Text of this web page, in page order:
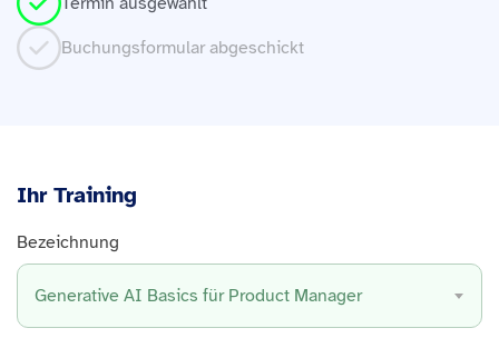
REFERENZEN
Buchungsformular abgeschickt
Ihr Training
Bezeichnung
Generative AI Basics für Product Manager